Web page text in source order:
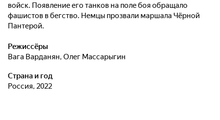
войск. Появление его танков на поле боя обращало
фашистов в бегство. Немцы прозвали маршала Чёрной
Пантерой.
Режиссёры
Вага Варданян, Олег Массарыгин
Страна и год
Россия, 2022